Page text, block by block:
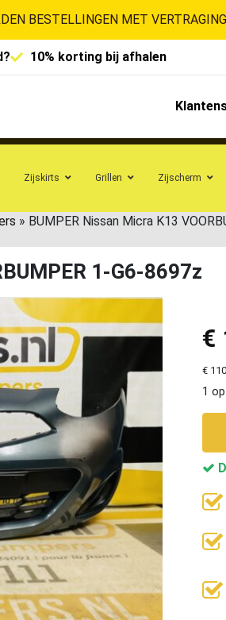
BESTELLINGEN MET
10% korting bij afhalen
Zijskirts Grillen Zijscherm
» BUMPER Nissan Micra K13
1-G6-8697z
€
€
1